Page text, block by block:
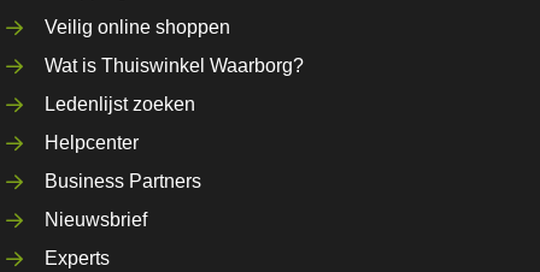
Veilig online shoppen
Wat is Thuiswinkel Waarborg?
Ledenlijst zoeken
Helpcenter
Business Partners
Nieuwsbrief
Experts